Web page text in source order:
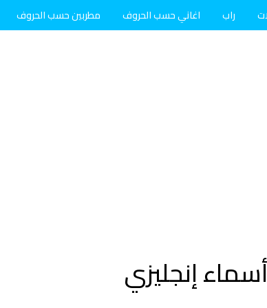
راب اغاني حسب الحروف مطربين حسب الحروف
إنجليزي